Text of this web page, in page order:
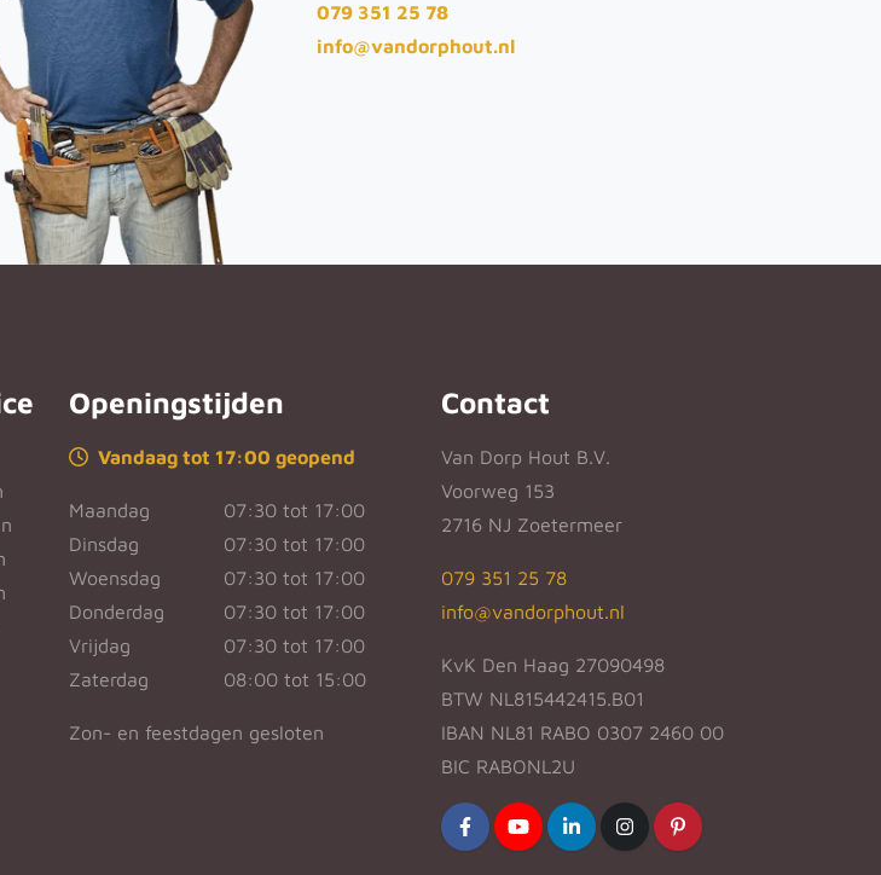
079 351 25 78
info@vandorphout.nl
Openingstijden
Vandaag tot 17:00 geopend
Maandag
07:30 tot 17:00
Dinsdag
07:30 tot 17:00
Woensdag
07:30 tot 17:00
Donderdag
07:30 tot 17:00
Vrijdag
07:30 tot 17:00
Zaterdag
08:00 tot 15:00
Zon- en feestdagen gesloten
Contact
Van Dorp Hout B.V.
Voorweg 153
2716 NJ Zoetermeer
079 351 25 78
info@vandorphout.nl
KvK Den Haag 27090498
BTW NL815442415.B01
IBAN NL81 RABO 0307 2460 00
BIC RABONL2U